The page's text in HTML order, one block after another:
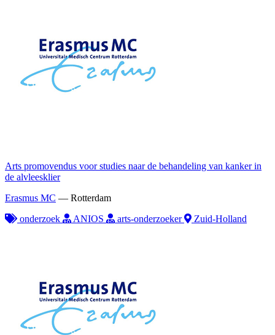
Arts promovendus voor studies naar de behandeling van kanker in
de alvleesklier
Erasmus MC — Rotterdam
onderzoek
ANIOS arts-onderzoeker Zuid-Holland